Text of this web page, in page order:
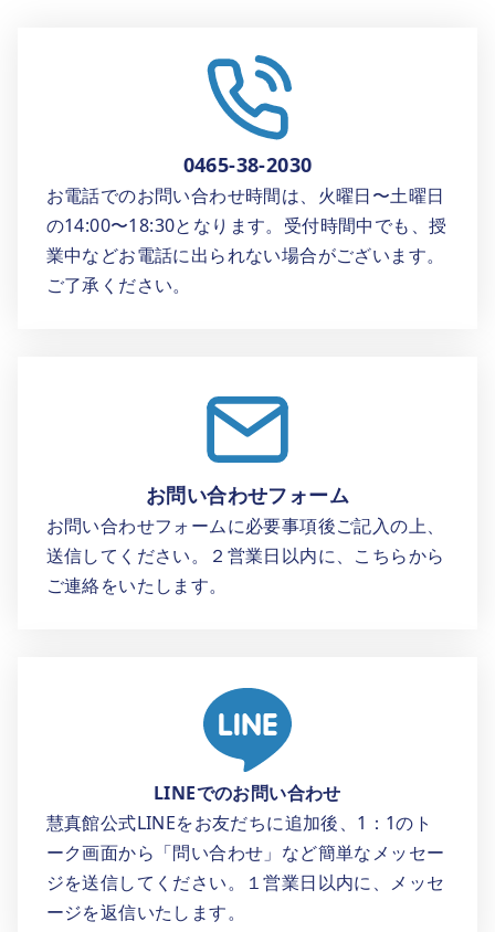
0465-38-2030
お電話でのお問い合わせ時間は、火曜日〜土曜日
の14:00〜18:30となります。受付時間中でも、授
業中などお電話に出られない場合がございます。
ご了承ください。
お問い合わせフォーム
お問い合わせフォームに必要事項後ご記入の上、
送信してください。２営業日以内に、こちらから
ご連絡をいたします。
LINEでのお問い合わせ
慧真館公式LINEをお友だちに追加後、1：1のト
ーク画面から「問い合わせ」など簡単なメッセー
ジを送信してください。１営業日以内に、メッセ
ージを返信いたします。